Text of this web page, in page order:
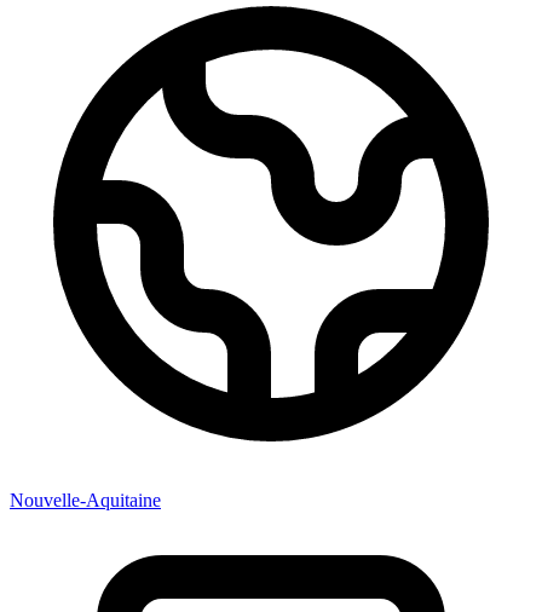
Nouvelle-Aquitaine